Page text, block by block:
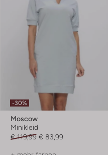
-30%
Moscow
Minikleid
€ 119,99 € 83,99